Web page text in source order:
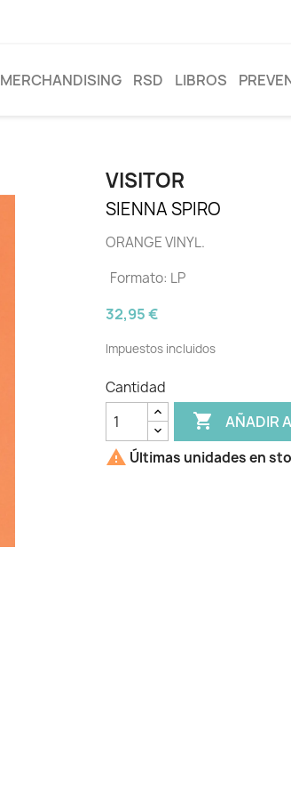
MERCHANDISING RSD LIBROS
VISITOR
SIENNA SPIRO
ORANGE VINYL.
Formato: LP
32,95 €
Impuestos incluidos
Cantidad
 AÑADIR
 Últimas unidades en